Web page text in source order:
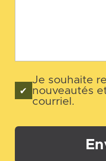
Je souhaite
nouveautés
courriel.